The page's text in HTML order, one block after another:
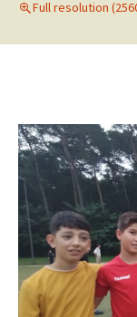
Full resolution